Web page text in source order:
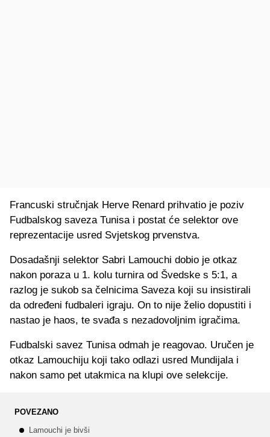
Francuski stručnjak Herve Renard prihvatio je poziv
Fudbalskog saveza Tunisa i postat će selektor ove
reprezentacije usred Svjetskog prvenstva.
Dosadašnji selektor Sabri Lamouchi dobio je otkaz
nakon poraza u 1. kolu turnira od Švedske s 5:1, a
razlog je sukob sa čelnicima Saveza koji su insistirali
da određeni fudbaleri igraju. On to nije želio dopustiti i
nastao je haos, te svađa s nezadovoljnim igračima.
Fudbalski savez Tunisa odmah je reagovao. Uručen je
otkaz Lamouchiju koji tako odlazi usred Mundijala i
nakon samo pet utakmica na klupi ove selekcije.
POVEZANO
Lamouchi je bivši